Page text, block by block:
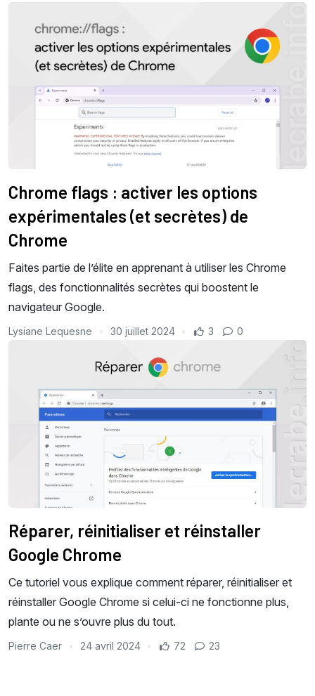
Chrome flags : activer les options
expérimentales (et secrètes) de
Chrome
Faites partie de l’élite en apprenant à utiliser les Chrome
flags, des fonctionnalités secrètes qui boostent le
navigateur Google.
Lysiane Lequesne 30 juillet 2024 3 0
Réparer, réinitialiser et réinstaller
Google Chrome
Ce tutoriel vous explique comment réparer, réinitialiser et
réinstaller Google Chrome si celui-ci ne fonctionne plus,
plante ou ne s’ouvre plus du tout.
Pierre Caer 24 avril 2024 72 23